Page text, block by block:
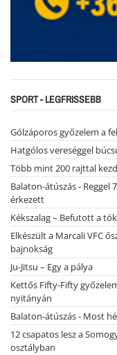
SPORT - LEGFRISSEBB
Gólzáporos győzelem a
Hatgólos vereséggel
Több mint 200 rajttal
Balaton-átúszás - Reggel
érkezett
Kékszalag – Befutott a
Elkészült a Marcali VFC
bajnokság
Ju-Jitsu – Egy a pálya
Kettős Fifty-Fifty
nyitányán
Balaton-átúszás - Most
12 csapatos lesz a
osztályban